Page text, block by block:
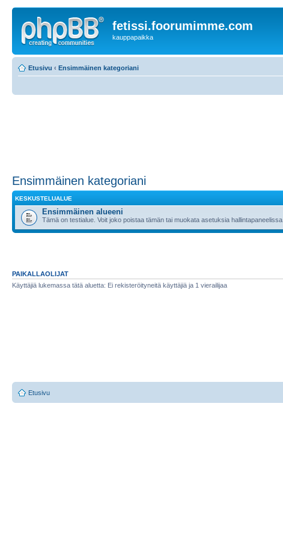
fetissi.foorumimme.com
kauppapaikka
Etusivu ‹ Ensimmäinen kategoriani
Ensimmäinen kategoriani
KESKUSTELUALUE
Ensimmäinen alueeni
Tämä on testialue. Voit joko poistaa tämän tai muokata asetuksia hallintapaneelissa.
PAIKALLAOLIJAT
Käyttäjiä lukemassa tätä aluetta: Ei rekisteröityneitä käyttäjiä ja 1 vierailijaa
Etusivu